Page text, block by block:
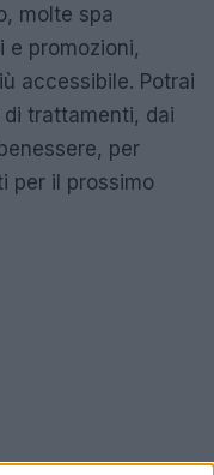
molte spa
e promozioni,
accessibile. Potrai
trattamenti, dai
per
per il prossimo